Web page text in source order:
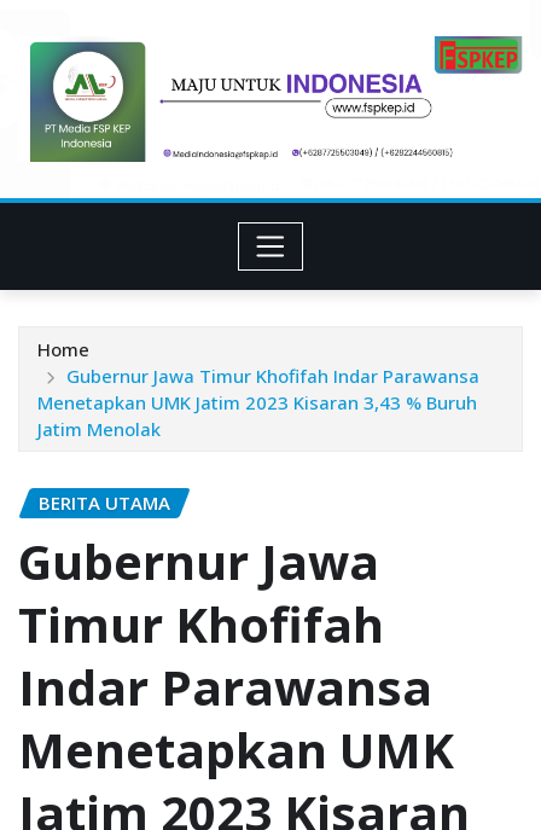
content
Home
Gubernur Jawa Timur Khofifah Indar Parawansa
Menetapkan UMK Jatim 2023 Kisaran 3,43 % Buruh
Jatim Menolak
BERITA UTAMA
Gubernur Jawa
Timur Khofifah
Indar Parawansa
Menetapkan UMK
Jatim 2023 Kisaran